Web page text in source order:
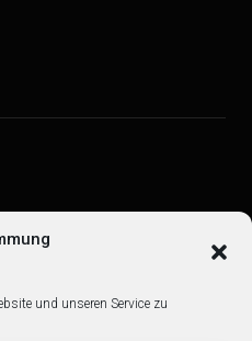
und unseren Service zu